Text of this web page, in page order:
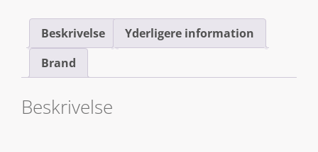
Beskrivelse
Yderligere information
Brand
Beskrivelse